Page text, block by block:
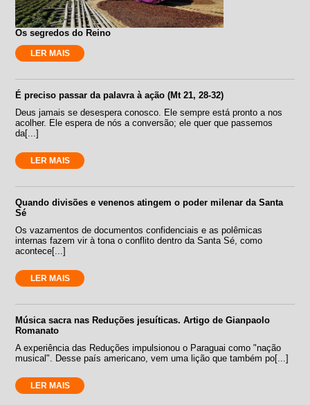
Os segredos do Reino
LER MAIS
É preciso passar da palavra à ação (Mt 21, 28-32)
Deus jamais se desespera conosco. Ele sempre está pronto a nos
acolher. Ele espera de nós a conversão; ele quer que passemos
da[...]
LER MAIS
Quando divisões e venenos atingem o poder milenar da Santa
Sé
Os vazamentos de documentos confidenciais e as polêmicas
internas fazem vir à tona o conflito dentro da Santa Sé, como
acontece[...]
LER MAIS
Música sacra nas Reduções jesuíticas. Artigo de Gianpaolo
Romanato
A experiência das Reduções impulsionou o Paraguai como "nação
musical". Desse país americano, vem uma lição que também po[...]
LER MAIS